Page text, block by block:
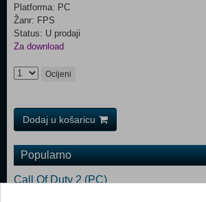
Platforma: PC
Žanr: FPS
Status: U prodaji
Za download
Ocijeni
Dodaj u košaricu
Popularno
Call Of Duty 2 (PC)